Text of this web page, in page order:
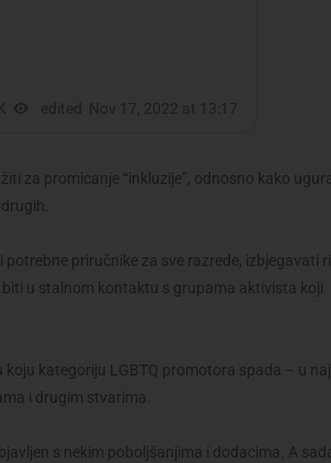
za promicanje “inkluzije”, odnosno kako
priručnike za sve razrede, izbjegavati
u stalnom kontaktu s grupama aktivista koji
kategoriju LGBTQ promotora spada – u
i drugim stvarima.
s nekim poboljšanjima i dodacima. A